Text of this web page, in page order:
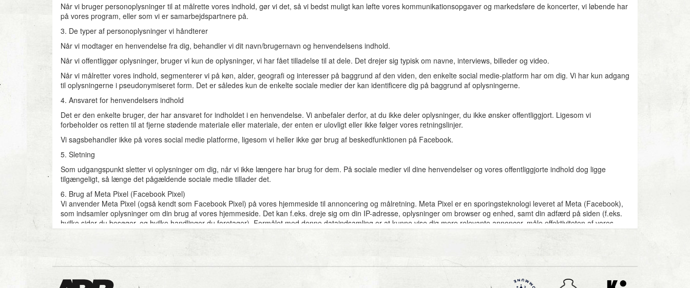
Når vi bruger personoplysninger til at målrette vores indhold, gør vi det, så vi bedst muligt kan løfte vores kommunikationsopgaver og markedsføre de koncerter, vi løbende har
på vores program, eller som vi er samarbejdspartnere på.
3. De typer af personoplysninger vi håndterer
Når vi modtager en henvendelse fra dig, behandler vi dit navn/brugernavn og henvendelsens indhold.
Når vi offentliggør oplysninger, bruger vi kun de oplysninger, vi har fået tilladelse til at dele. Det drejer sig typisk om navne, interviews, billeder og video.
Når vi målretter vores indhold, segmenterer vi på køn, alder, geografi og interesser på baggrund af den viden, den enkelte social medie-platform har om dig. Vi har kun adgang
til oplysningerne i pseudonymiseret form. Det er således kun de enkelte sociale medier der kan identificere dig på baggrund af oplysningerne.
4. Ansvaret for henvendelsers indhold
Det er den enkelte bruger, der har ansvaret for indholdet i en henvendelse. Vi anbefaler derfor, at du ikke deler oplysninger, du ikke ønsker offentliggjort. Ligesom vi
forbeholder os retten til at fjerne stødende materiale eller materiale, der enten er ulovligt eller ikke følger vores retningslinjer.
Vi sagsbehandler ikke på vores social medie platforme, ligesom vi heller ikke gør brug af beskedfunktionen på Facebook.
5. Sletning
Som udgangspunkt sletter vi oplysninger om dig, når vi ikke længere har brug for dem. På sociale medier vil dine henvendelser og vores offentliggjorte indhold dog ligge
tilgængeligt, så længe det pågældende sociale medie tillader det.
6. Brug af Meta Pixel (Facebook Pixel)
Vi anvender Meta Pixel (også kendt som Facebook Pixel) på vores hjemmeside til annoncering og målretning. Meta Pixel er en sporingsteknologi leveret af Meta (Facebook),
som indsamler oplysninger om din brug af vores hjemmeside. Det kan f.eks. dreje sig om din IP-adresse, oplysninger om browser og enhed, samt din adfærd på siden (f.eks.
hvilke sider du besøger, og hvilke handlinger du foretager). Formålet med denne dataindsamling er at kunne vise dig mere relevante annoncer, måle effektiviteten af vores
Grundlaget for at behandle disse oplysninger er dit samtykke. De data, der indsamles via Meta Pixel, bliver videregivet til Meta (Facebook) og eventuelt andre tredjeparts-
partnere, som hjælper os med annoncering. Disse parter bruger oplysningerne til at levere målrettede annoncer til dig på deres platforme. Du kan til enhver tid tilbagekalde dit
samtykke eller fravælge denne sporing – for eksempel ved at ændre dine cookie-indstillinger på vores hjemmeside eller ved at justere indstillingerne i din browser for at blokere